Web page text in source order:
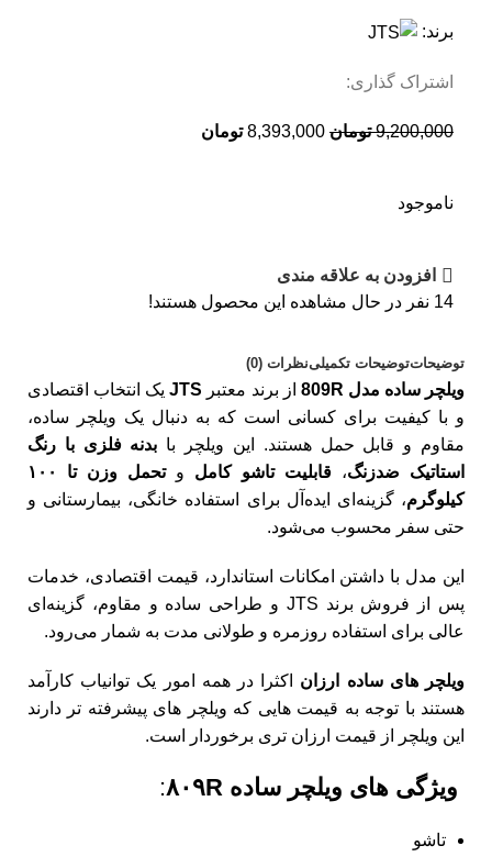
برند:
اشتراک گذاری:
9,200,000 تومان 8,393,000 تومان
ناموجود
افزودن به علاقه مندی
14 نفر در حال مشاهده این محصول هستند!
توضیحاتتوضیحات تکمیلینظرات (0)
ویلچر ساده مدل 809R از برند معتبر JTSیک انتخاب اقتصادی
و با کیفیت برای کسانی است که به‌ دنبال یک ویلچر ساده،
مقاوم و قابل حمل هستند. این ویلچر با بدنه فلزی با رنگ
استاتیک ضدزنگ، قابلیت تاشو کامل و
تحمل وزن تا ۱۰۰
کیلوگرم، گزینه‌ای ایده‌آل برای استفاده خانگی، بیمارستانی و
حتی سفر محسوب می‌شود.
این مدل با داشتن امکانات استاندارد، قیمت اقتصادی، خدمات
پس از فروش برند JTS و طراحی ساده و مقاوم، گزینه‌ای
عالی برای استفاده روزمره و طولانی‌ مدت به شمار می‌رود.
ویلچر های ساده ارزان اکثرا در همه امور یک توانیاب کارآمد
هستند با توجه به قیمت هایی که ویلچر های پیشرفته تر دارند
این ویلچر از قیمت ارزان تری برخوردار است.
ویژگی های ویلچر ساده ۸۰۹R :
تاشو